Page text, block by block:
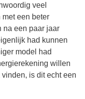
veel
een beter
na een paar jaar
had kunnen
model had
willen
is dit echt een